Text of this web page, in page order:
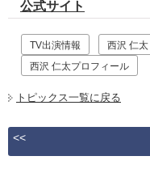
公式サイト
TV出演情報
西沢 仁
西沢 仁太プロフィール
トピックス一覧に戻る
<<